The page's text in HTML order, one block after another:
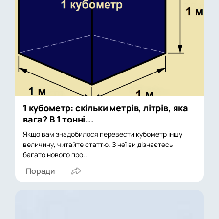
1 кубометр: скільки метрів, літрів, яка
вага? В 1 тонні...
Якщо вам знадобилося перевести кубометр іншу
величину, читайте статтю. З неї ви дізнаєтесь
багато нового про...
Поради